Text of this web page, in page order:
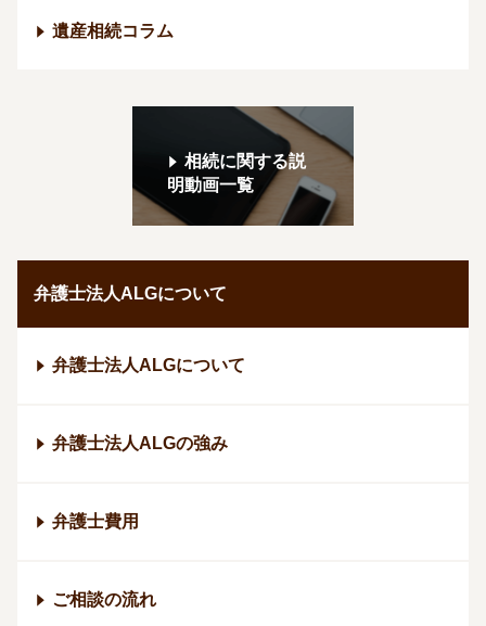
遺産相続コラム
相続に関する説
明動画一覧
弁護士法人ALGについて
弁護士法人ALGについて
弁護士法人ALGの強み
弁護士費用
ご相談の流れ